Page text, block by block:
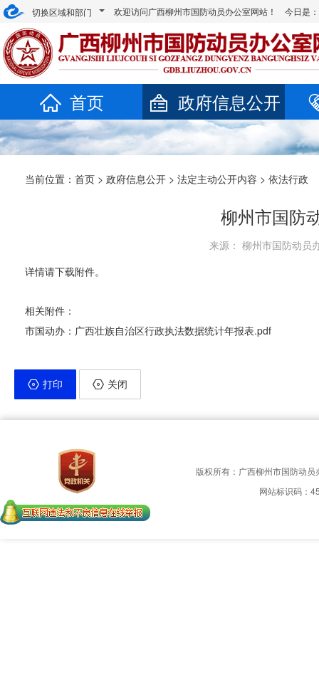
切换区域和部门 欢迎访问广西柳州市国防动员办公室网站！ 今日是
首页 政府信息公开
当前位置： 首页 > 政府信息公开 > 法定主动公开内容 > 依法行政
柳州市国防
来源： 柳州市国防动
详情请下载附件。
相关附件：
市国动办：广西壮族自治区行政执法数据统计年报表.pdf
打印 关闭
版权所有：广西柳州市国防动
网站标识码：